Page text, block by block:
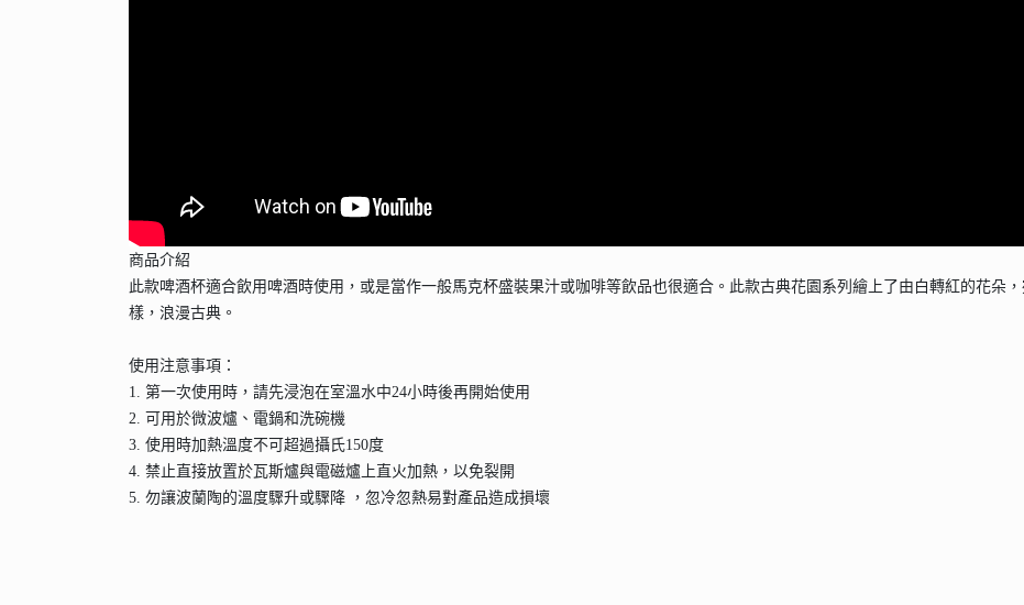
商品介紹
此款啤酒杯適合飲用啤酒時使用，或是當作一般馬克杯盛裝果汁或咖啡等飲品也很適合。此款古典花園系列繪上了由白轉紅的花朵
樣，浪漫古典。
使用注意事項：
1. 第一次使用時，請先浸泡在室溫水中24小時後再開始使用
2. 可用於微波爐、電鍋和洗碗機
3. 使用時加熱溫度不可超過攝氏150度
4. 禁止直接放置於瓦斯爐與電磁爐上直火加熱，以免裂開
5. 勿讓波蘭陶的溫度驟升或驟降 ，忽冷忽熱易對產品造成損壞